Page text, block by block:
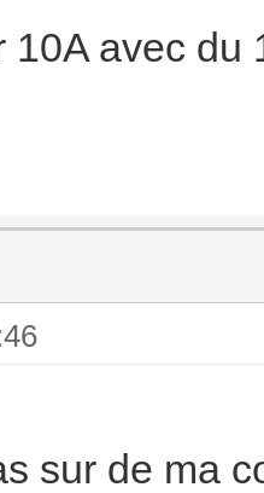
10A avec du
sur de ma